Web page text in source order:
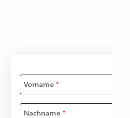
Vorname*
Nachname*